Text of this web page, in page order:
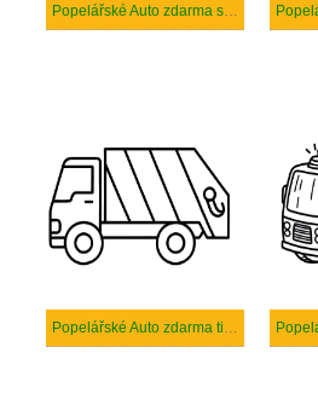
Popelářské Auto zdarma snadný tisknutelné
Popelářské Auto zdarma tisknutelné pro děti